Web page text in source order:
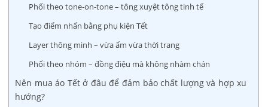
Phối theo tone-on-tone – tông xuyệt tông tinh tế
Tạo điểm nhấn bằng phụ kiện Tết
Layer thông minh – vừa ấm vừa thời trang
Phối theo nhóm – đồng điệu mà không nhàm chán
Nên mua áo Tết ở đâu để đảm bảo chất lượng và hợp xu
hướng?